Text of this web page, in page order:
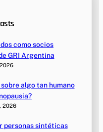
como socios
GRI Argentina
algo tan humano
2026
personas sintéticas